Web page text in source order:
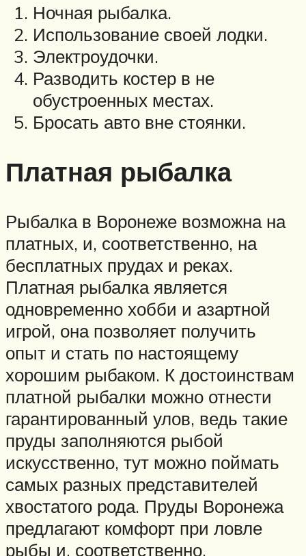
Ночная рыбалка.
Использование своей лодки.
Электроудочки.
Разводить костер в не
обустроенных местах.
Бросать авто вне стоянки.
Платная рыбалка
Рыбалка в Воронеже возможна на
платных, и, соответственно, на
бесплатных прудах и реках.
Платная рыбалка является
одновременно хобби и азартной
игрой, она позволяет получить
опыт и стать по настоящему
хорошим рыбаком. К достоинствам
платной рыбалки можно отнести
гарантированный улов, ведь такие
пруды заполняются рыбой
искусственно, тут можно поймать
самых разных представителей
хвостатого рода. Пруды Воронежа
предлагают комфорт при ловле
рыбы и, соответственно,